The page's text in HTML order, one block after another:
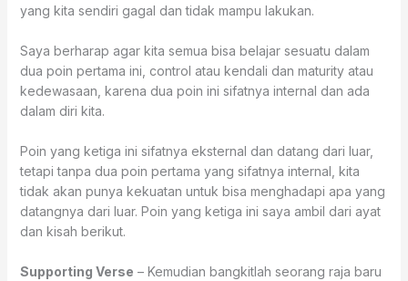
yang kita sendiri gagal dan tidak mampu lakukan.
Saya berharap agar kita semua bisa belajar sesuatu dalam
dua poin pertama ini, control atau kendali dan maturity atau
kedewasaan, karena dua poin ini sifatnya internal dan ada
dalam diri kita.
Poin yang ketiga ini sifatnya eksternal dan datang dari luar,
tetapi tanpa dua poin pertama yang sifatnya internal, kita
tidak akan punya kekuatan untuk bisa menghadapi apa yang
datangnya dari luar. Poin yang ketiga ini saya ambil dari ayat
dan kisah berikut.
Supporting Verse – Kemudian bangkitlah seorang raja baru